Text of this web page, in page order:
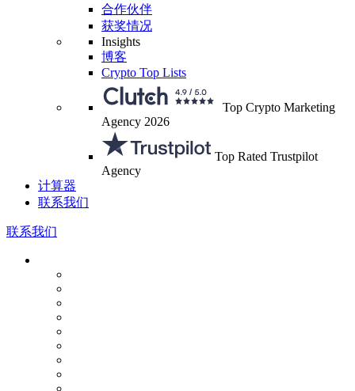
合作伙伴
获奖情况
Insights
博客
Crypto Top Lists
Top Crypto Marketing
Agency 2026
Top Rated Trustpilot
Agency
计算器
联系我们
联系我们